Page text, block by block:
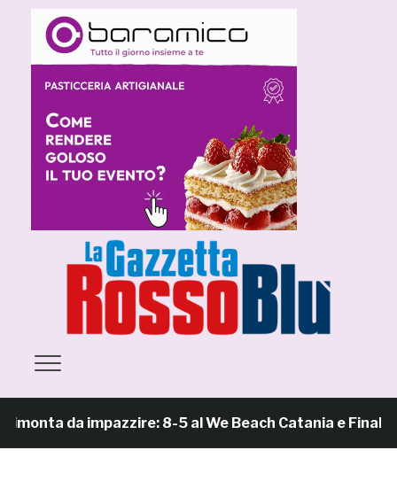
da impazzire: 8-5 al We Beach Catania e Finale